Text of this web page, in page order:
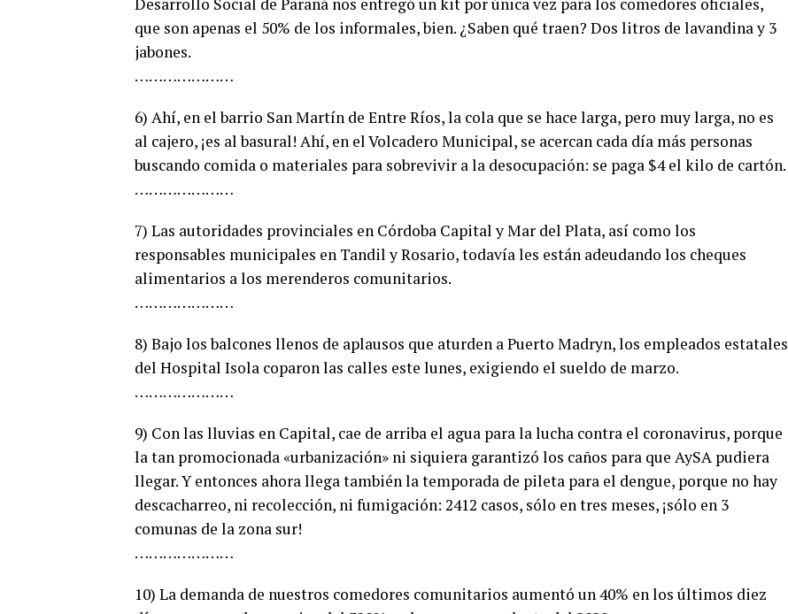
que son apenas el 50% de los informales, bien. ¿Saben qué traen? Dos litros de lavandina y 3
jabones.
…………………
6) Ahí, en el barrio San Martín de Entre Ríos, la cola que se hace larga, pero muy larga, no es
al cajero, ¡es al basural! Ahí, en el Volcadero Municipal, se acercan cada día más personas
buscando comida o materiales para sobrevivir a la desocupación: se paga $4 el kilo de cartón.
…………………
7) Las autoridades provinciales en Córdoba Capital y Mar del Plata, así como los
responsables municipales en Tandil y Rosario, todavía les están adeudando los cheques
alimentarios a los merenderos comunitarios.
…………………
8) Bajo los balcones llenos de aplausos que aturden a Puerto Madryn, los empleados estatales
del Hospital Isola coparon las calles este lunes, exigiendo el sueldo de marzo.
…………………
9) Con las lluvias en Capital, cae de arriba el agua para la lucha contra el coronavirus, porque
la tan promocionada «urbanización» ni siquiera garantizó los caños para que AySA pudiera
llegar. Y entonces ahora llega también la temporada de pileta para el dengue, porque no hay
descacharreo, ni recolección, ni fumigación: 2412 casos, sólo en tres meses, ¡sólo en 3
comunas de la zona sur!
…………………
10) La demanda de nuestros comedores comunitarios aumentó un 40% en los últimos diez